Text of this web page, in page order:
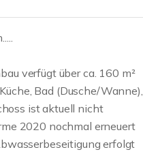
verfügt über ca. 160 m²
Bad (Dusche/Wanne),
ist aktuell nicht
2020 nochmal erneuert
erfolgt